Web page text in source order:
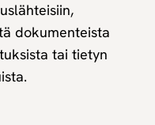
dokumenteista
tai tietyn